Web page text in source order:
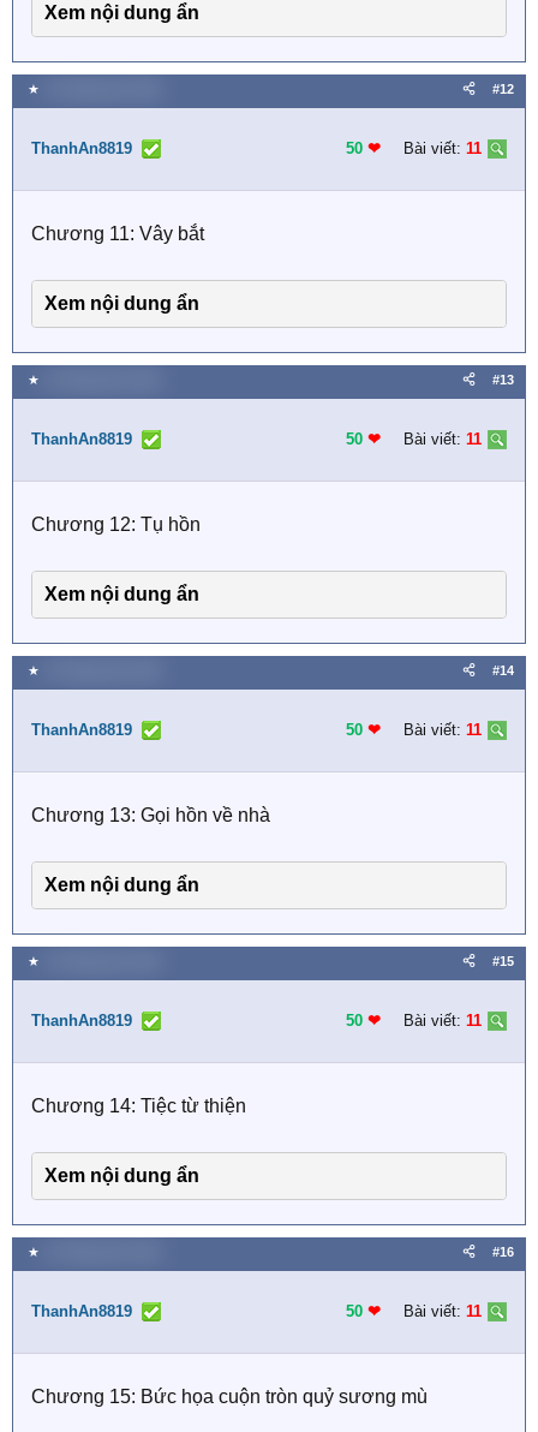
Xem nội dung ẩn
★ #12
ThanhAn8819 50 ❤︎ Bài viết: 11
Chương 11: Vây bắt
Xem nội dung ẩn
★ #13
ThanhAn8819 50 ❤︎ Bài viết: 11
Chương 12: Tụ hồn
Xem nội dung ẩn
★ #14
ThanhAn8819 50 ❤︎ Bài viết: 11
Chương 13: Gọi hồn về nhà
Xem nội dung ẩn
★ #15
ThanhAn8819 50 ❤︎ Bài viết: 11
Chương 14: Tiệc từ thiện
Xem nội dung ẩn
★ #16
ThanhAn8819 50 ❤︎ Bài viết: 11
Chương 15: Bức họa cuộn tròn quỷ sương mù